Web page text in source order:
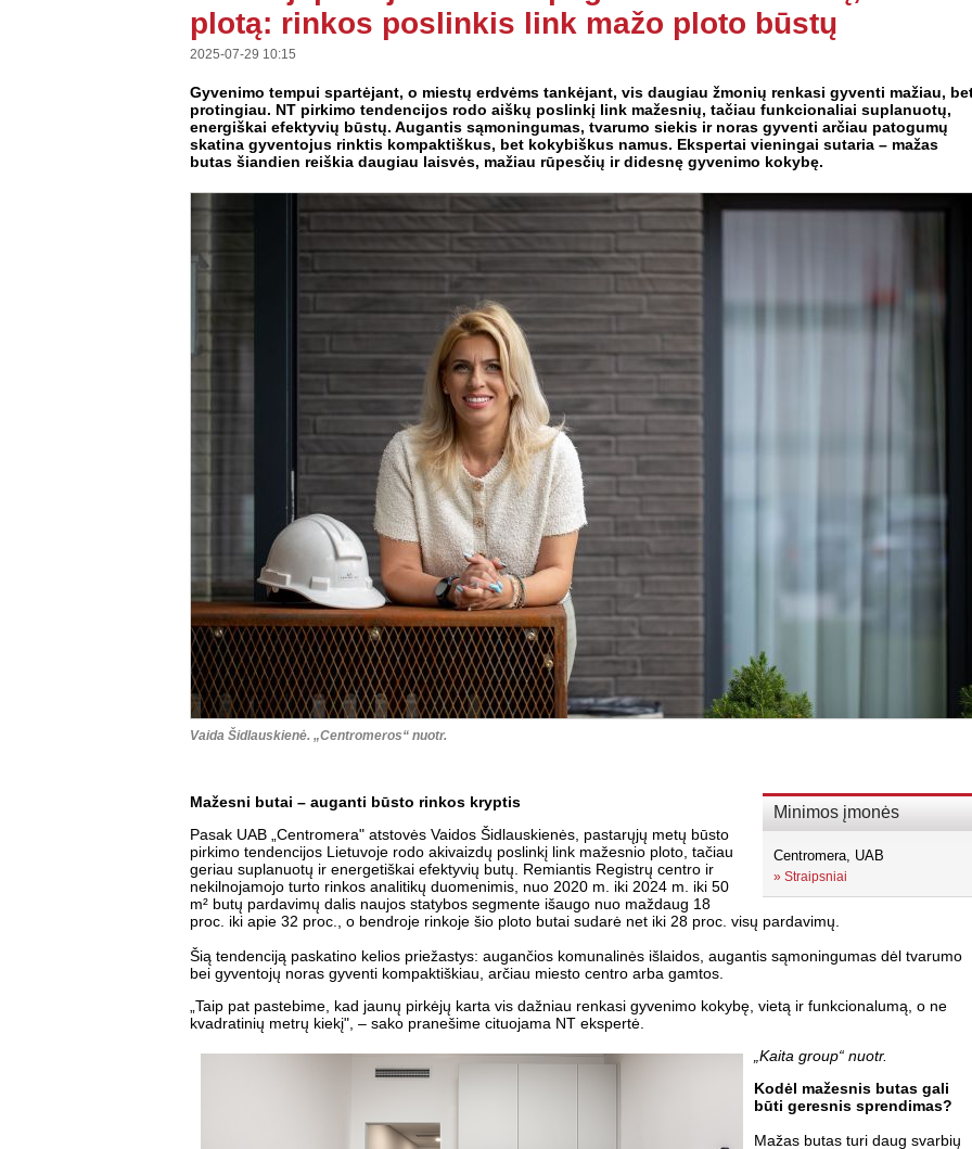
plotą: rinkos poslinkis link mažo ploto būstų
2025-07-29 10:15
Gyvenimo tempui spartėjant, o miestų erdvėms tankėjant, vis daugiau žmonių renkasi gyventi mažiau,
protingiau. NT pirkimo tendencijos rodo aiškų poslinkį link mažesnių, tačiau funkcionaliai suplanuotų,
energiškai efektyvių būstų. Augantis sąmoningumas, tvarumo siekis ir noras gyventi arčiau patogumų
skatina gyventojus rinktis kompaktiškus, bet kokybiškus namus. Ekspertai vieningai sutaria – mažas
butas šiandien reiškia daugiau laisvės, mažiau rūpesčių ir didesnę gyvenimo kokybę.
Vaida Šidlauskienė. „Centromeros“ nuotr.
Minimos įmonės
Centromera, UAB
» Straipsniai
Mažesni butai – auganti būsto rinkos kryptis
Pasak UAB „Centromera" atstovės Vaidos Šidlauskienės, pastarųjų metų būsto
pirkimo tendencijos Lietuvoje rodo akivaizdų poslinkį link mažesnio ploto, tačiau
geriau suplanuotų ir energetiškai efektyvių butų. Remiantis Registrų centro ir
nekilnojamojo turto rinkos analitikų duomenimis, nuo 2020 m. iki 2024 m. iki 50
m² butų pardavimų dalis naujos statybos segmente išaugo nuo maždaug 18
proc. iki apie 32 proc., o bendroje rinkoje šio ploto butai sudarė net iki 28 proc. visų pardavimų.
Šią tendenciją paskatino kelios priežastys: augančios komunalinės išlaidos, augantis sąmoningumas dėl tvarumo
bei gyventojų noras gyventi kompaktiškiau, arčiau miesto centro arba gamtos.
„Taip pat pastebime, kad jaunų pirkėjų karta vis dažniau renkasi gyvenimo kokybę, vietą ir funkcionalumą, o ne
kvadratinių metrų kiekį", – sako pranešime cituojama NT ekspertė.
„Kaita group“ nuotr.
Kodėl mažesnis butas gali
būti geresnis sprendimas?
Mažas butas turi daug svarbių